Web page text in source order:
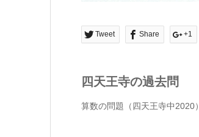
Tweet Share +1
四天王寺の過去問
算数の問題（四天王寺中2020）